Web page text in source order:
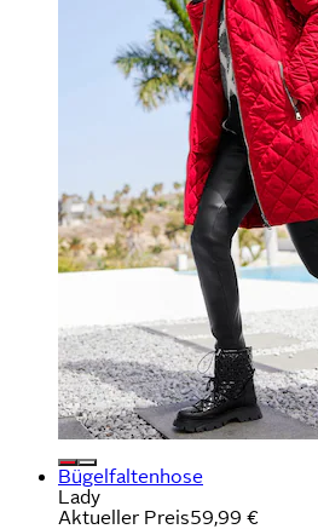
Bügelfaltenhose
Lady
Aktueller Preis59,99 €